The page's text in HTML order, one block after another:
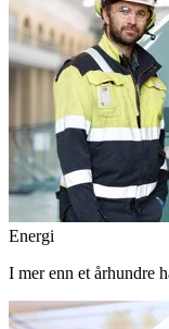
Energi
I mer enn et århundre